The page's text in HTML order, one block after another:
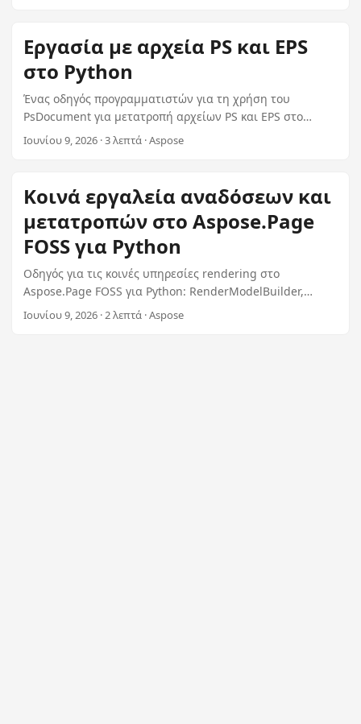
Εργασία με αρχεία PS και EPS
στο Python
Ένας οδηγός προγραμματιστών για τη χρήση του
PsDocument για μετατροπή αρχείων PS και EPS στο
Python. καλύπτει το_pdf(), το-image( ), τα DscMetadata,
επεξεργασία μνήμης και μετατροπής συσκευών.
Ιουνίου 9, 2026 · 3 λεπτά · Aspose
Κοινά εργαλεία αναδόσεων και
μετατροπών στο Aspose.Page
FOSS για Python
Οδηγός για τις κοινές υπηρεσίες rendering στο
Aspose.Page FOSS για Python: RenderModelBuilder,
PdfWriter, PDFMetadata, RasterRenderer και
Ιουνίου 9, 2026 · 2 λεπτά · Aspose